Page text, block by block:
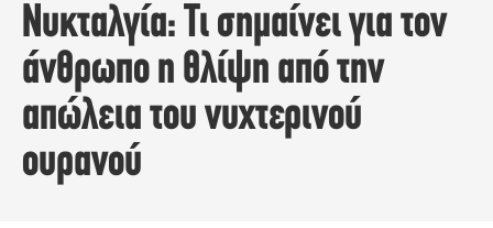
Νυκταλγία: Τι σημαίνει για τον
άνθρωπο η θλίψη από την
απώλεια του νυχτερινού
ουρανού